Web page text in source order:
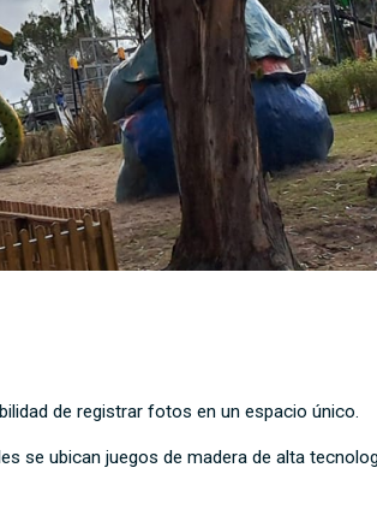
de registrar fotos en un espacio único.
se ubican juegos de madera de alta